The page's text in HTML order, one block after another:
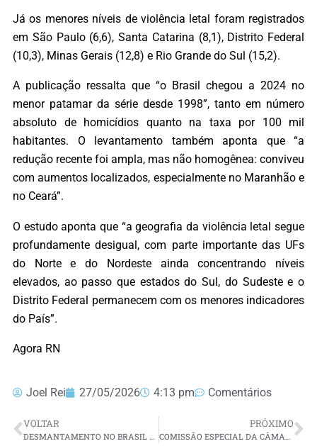
Já os menores níveis de violência letal foram registrados
em São Paulo (6,6), Santa Catarina (8,1), Distrito Federal
(10,3), Minas Gerais (12,8) e Rio Grande do Sul (15,2).
A publicação ressalta que “o Brasil chegou a 2024 no
menor patamar da série desde 1998”, tanto em número
absoluto de homicídios quanto na taxa por 100 mil
habitantes. O levantamento também aponta que “a
redução recente foi ampla, mas não homogênea: conviveu
com aumentos localizados, especialmente no Maranhão e
no Ceará”.
O estudo aponta que “a geografia da violência letal segue
profundamente desigual, com parte importante das UFs
do Norte e do Nordeste ainda concentrando níveis
elevados, ao passo que estados do Sul, do Sudeste e o
Distrito Federal permanecem com os menores indicadores
do País”.
Agora RN
Joel Rei 27/05/2026 4:13 pm Comentários
VOLTAR
DESMANTAMENTO NO BRASIL REGISTRA QUEDA DE 20,6% EM 2025
PRÓXIMO
COMISSÃO ESPECIAL DA CÂMARA APROVA RELATÓRIO DE PROPOSTA QUE ACABA COM A ESCALA 6X1